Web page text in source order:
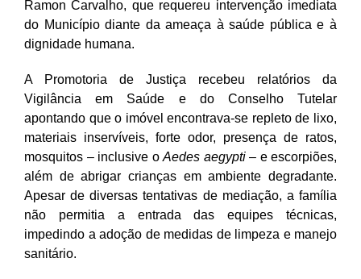
Ramon Carvalho, que requereu intervenção imediata
do Município diante da ameaça à saúde pública e à
dignidade humana.
A Promotoria de Justiça recebeu relatórios da
Vigilância em Saúde e do Conselho Tutelar
apontando que o imóvel encontrava-se repleto de lixo,
materiais inservíveis, forte odor, presença de ratos,
mosquitos – inclusive o Aedes aegypti– e escorpiões,
além de abrigar crianças em ambiente degradante.
Apesar de diversas tentativas de mediação, a família
não permitia a entrada das equipes técnicas,
impedindo a adoção de medidas de limpeza e manejo
sanitário.